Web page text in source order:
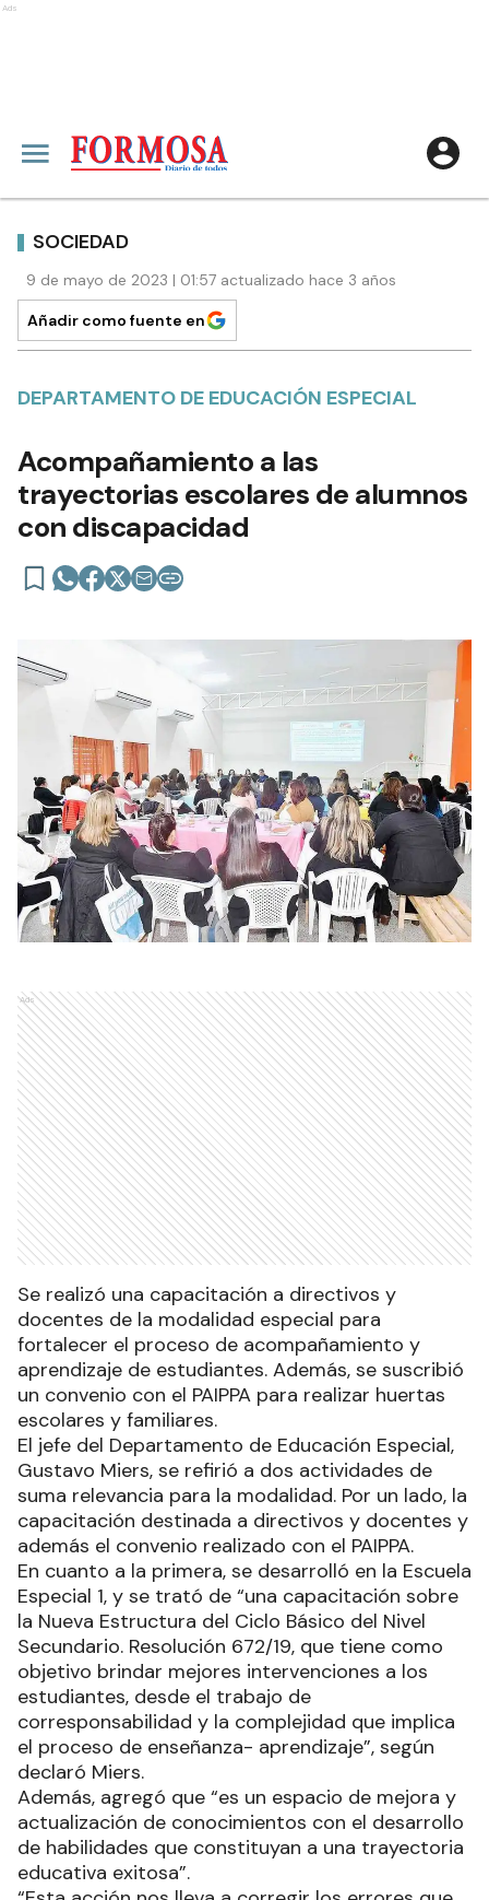
Ads
SOCIEDAD
9 de mayo de 2023 | 01:57 actualizado hace 3 años
Añadir como fuente en
DEPARTAMENTO DE EDUCACIÓN ESPECIAL
Acompañamiento a las
trayectorias escolares de alumnos
con discapacidad
Ads
Se realizó una capacitación a directivos y
docentes de la modalidad especial para
fortalecer el proceso de acompañamiento y
aprendizaje de estudiantes. Además, se suscribió
un convenio con el PAIPPA para realizar huertas
escolares y familiares.
El jefe del Departamento de Educación Especial,
Gustavo Miers, se refirió a dos actividades de
suma relevancia para la modalidad. Por un lado, la
capacitación destinada a directivos y docentes y
además el convenio realizado con el PAIPPA.
En cuanto a la primera, se desarrolló en la Escuela
Especial 1, y se trató de “una capacitación sobre
la Nueva Estructura del Ciclo Básico del Nivel
Secundario. Resolución 672/19, que tiene como
objetivo brindar mejores intervenciones a los
estudiantes, desde el trabajo de
corresponsabilidad y la complejidad que implica
el proceso de enseñanza- aprendizaje”, según
declaró Miers.
Además, agregó que “es un espacio de mejora y
actualización de conocimientos con el desarrollo
de habilidades que constituyan a una trayectoria
educativa exitosa”.